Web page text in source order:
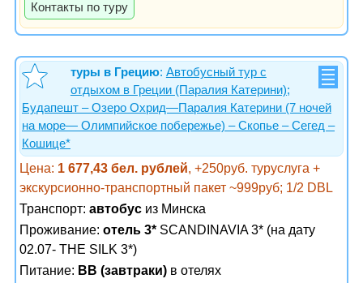
Контакты по туру
туры в Грецию: Автобусный тур с
отдыхом в Греции (Паралия Катерини);
Будапешт – Озеро Охрид—Паралия Катерини (7 ночей
на море— Олимпийское побережье) – Cкопье – Сегед –
Кошице*
Цена: 1 677,43 бел. рублей, +250руб. туруслуга +
экскурсионно-транспортный пакет ~999руб; 1/2 DBL
Транспорт: автобус из Минска
Проживание: отель 3* SCANDINAVIA 3* (на дату
02.07- THE SILK 3*)
Питание: BB (завтраки) в отелях